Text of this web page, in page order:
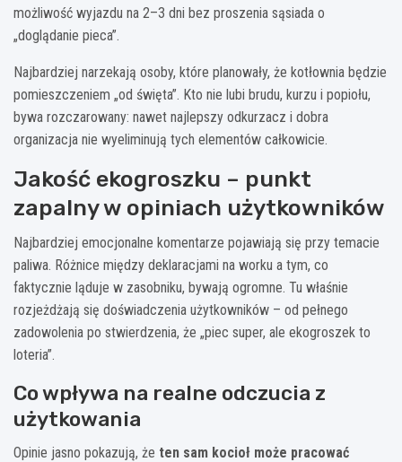
możliwość wyjazdu na 2–3 dni bez proszenia sąsiada o
„doglądanie pieca”.
Najbardziej narzekają osoby, które planowały, że kotłownia będzie
pomieszczeniem „od święta”. Kto nie lubi brudu, kurzu i popiołu,
bywa rozczarowany: nawet najlepszy odkurzacz i dobra
organizacja nie wyeliminują tych elementów całkowicie.
Jakość ekogroszku – punkt
zapalny w opiniach użytkowników
Najbardziej emocjonalne komentarze pojawiają się przy temacie
paliwa. Różnice między deklaracjami na worku a tym, co
faktycznie ląduje w zasobniku, bywają ogromne. Tu właśnie
rozjeżdżają się doświadczenia użytkowników – od pełnego
zadowolenia po stwierdzenia, że „piec super, ale ekogroszek to
loteria”.
Co wpływa na realne odczucia z
użytkowania
Opinie jasno pokazują, że ten sam kocioł może pracować